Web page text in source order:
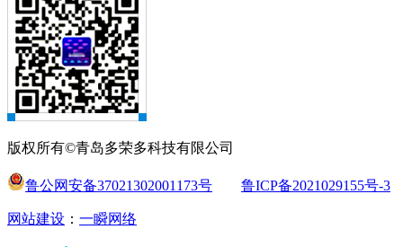
版权所有©青岛多荣多科技有限公司
鲁公网安备37021302001173号 鲁ICP备2021029155号-3
网站建设 ： 一瞬网络